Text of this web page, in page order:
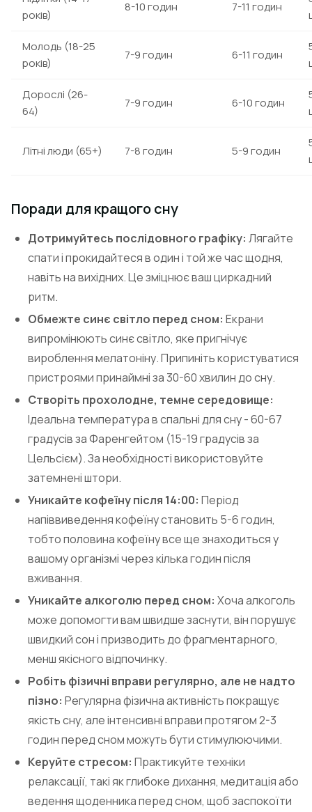
років)
8-10 годин 7-11 годин
Молодь (18-25
років)
7-9 годин 6-11 годин
Дорослі (26-
64)
7-9 годин 6-10 годин
Літні люди (65+) 7-8 годин 5-9 годин
Поради для кращого сну
Дотримуйтесь послідовного графіку: Лягайте
спати і прокидайтеся в один і той же час щодня,
навіть на вихідних. Це зміцнює ваш циркадний
ритм.
Обмежте синє світло перед сном: Екрани
випромінюють синє світло, яке пригнічує
вироблення мелатоніну. Припиніть користуватися
пристроями принаймні за 30-60 хвилин до сну.
Створіть прохолодне, темне середовище:
Ідеальна температура в спальні для сну - 60-67
градусів за Фаренгейтом (15-19 градусів за
Цельсієм). За необхідності використовуйте
затемнені штори.
Уникайте кофеїну після 14:00: Період
напіввиведення кофеїну становить 5-6 годин,
тобто половина кофеїну все ще знаходиться у
вашому організмі через кілька годин після
вживання.
Уникайте алкоголю перед сном: Хоча алкоголь
може допомогти вам швидше заснути, він порушує
швидкий сон і призводить до фрагментарного,
менш якісного відпочинку.
Робіть фізичні вправи регулярно, але не надто
пізно: Регулярна фізична активність покращує
якість сну, але інтенсивні вправи протягом 2-3
годин перед сном можуть бути стимулюючими.
Керуйте стресом: Практикуйте техніки
релаксації, такі як глибоке дихання, медитація або
ведення щоденника перед сном, щоб заспокоїти